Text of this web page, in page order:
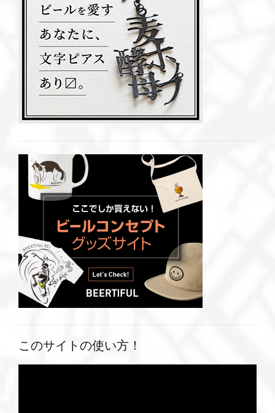
このサイトの使い方！